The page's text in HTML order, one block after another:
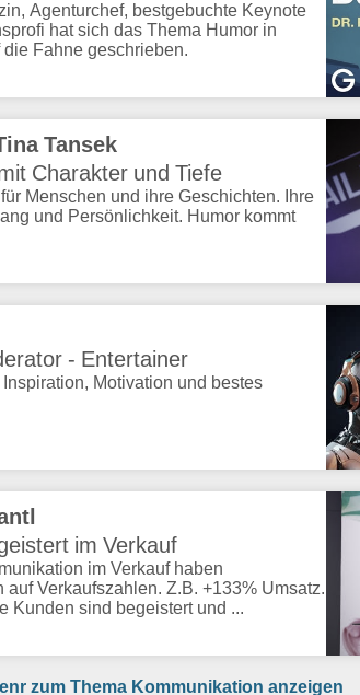
Agenturchef, bestgebuchte Keynote
hat sich das Thema Humor in
Fahne geschrieben.
Tansek
Charakter und Tiefe
Menschen und ihre Geschichten. Ihre
und Persönlichkeit. Humor kommt
- Entertainer
Motivation und bestes
im Verkauf
im Verkauf haben
Verkaufszahlen. Z.B. +133% Umsatz.
Kunden sind begeistert und ...
zum Thema Kommunikation anzeigen